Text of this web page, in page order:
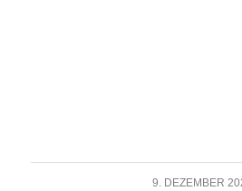
9. DEZEMBER